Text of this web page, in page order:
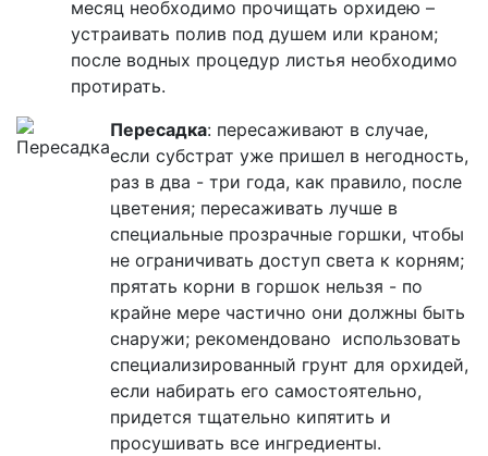
месяц необходимо прочищать орхидею –
устраивать полив под душем или краном;
после водных процедур листья необходимо
протирать.
Пересадка: пересаживают в случае,
если субстрат уже пришел в негодность,
раз в два - три года, как правило, после
цветения; пересаживать лучше в
специальные прозрачные горшки, чтобы
не ограничивать доступ света к корням;
прятать корни в горшок нельзя - по
крайне мере частично они должны быть
снаружи; рекомендовано использовать
специализированный грунт для орхидей,
если набирать его самостоятельно,
придется тщательно кипятить и
просушивать все ингредиенты.